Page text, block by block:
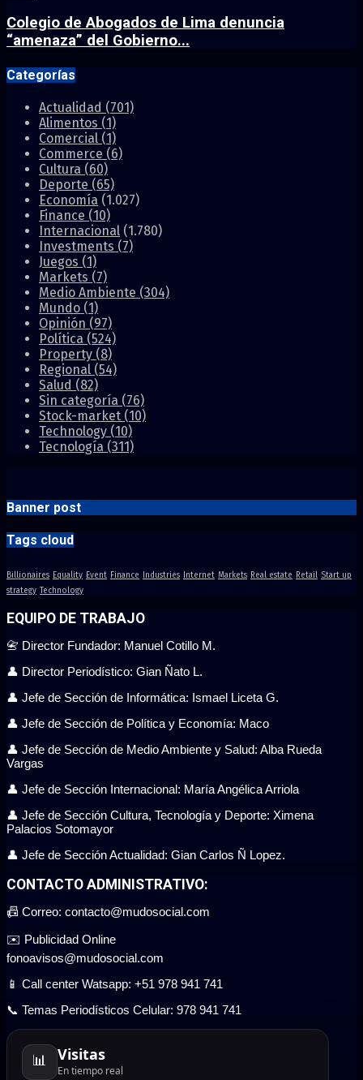
Colegio de Abogados de Lima denuncia
“amenaza” del Gobierno...
Categorías
Actualidad (701)
Alimentos (1)
Comercial (1)
Commerce (6)
Cultura (60)
Deporte (65)
Economía (1.027)
Finance (10)
Internacional (1.780)
Investments (7)
Juegos (1)
Markets (7)
Medio Ambiente (304)
Mundo (1)
Opinión (97)
Política (524)
Property (8)
Regional (54)
Salud (82)
Sin categoría (76)
Stock-market (10)
Technology (10)
Tecnología (311)
Banner post
Tags cloud
Billionaires Equality Event Finance Industries Internet Markets Real estate Retail Start up
strategy Technology
EQUIPO DE TRABAJO
📇 Director Fundador: Manuel Cotillo M.
👤 Director Periodístico: Gian Ñato L.
👤 Jefe de Sección de Informática: Ismael Liceta G.
👤 Jefe de Sección de Política y Economía: Maco
👤 Jefe de Sección de Medio Ambiente y Salud: Alba Rueda
Vargas
👤 Jefe de Sección Internacional: María Angélica Arriola
👤 Jefe de Sección Cultura, Tecnología y Deporte: Ximena
Palacios Sotomayor
👤 Jefe de Sección Actualidad: Gian Carlos Ñ Lopez.
CONTACTO ADMINISTRATIVO:
📠 Correo: contacto@mudosocial.com
✉️ Publicidad Online
fonoavisos@mudosocial.com
📱 Call center Watsapp: +51 978 941 741
📞 Temas Periodísticos Celular: 978 941 741
📊 Visitas
En tiempo real